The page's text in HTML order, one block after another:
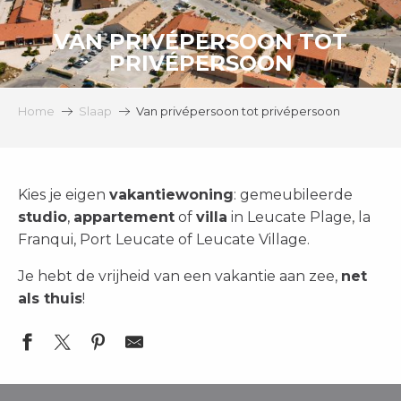
VAN PRIVÉPERSOON TOT
PRIVÉPERSOON
Home Slaap Van privépersoon tot privépersoon
Kies je eigen vakantiewoning: gemeubileerde
studio, appartement of villa in Leucate Plage, la
Franqui, Port Leucate of Leucate Village.
Je hebt de vrijheid van een vakantie aan zee, net
als thuis!